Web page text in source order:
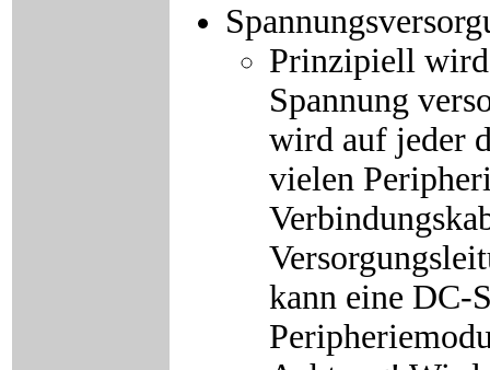
Prinzipiell wird
Spannung
wird auf jeder
vielen
kann eine DC-